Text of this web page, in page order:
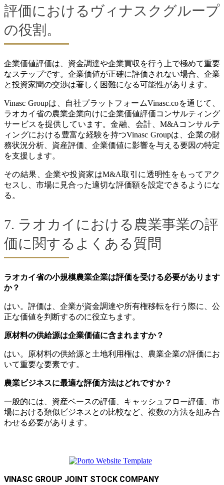
評価におけるヴィナスクグループ
の役割。
企業価値評価は、資金調達や企業買収を行う上で極めて重要
なステップです。企業価値が正確に評価されない場合、企業
と投資家間の交渉は著しく困難になる可能性があります。
Vinasc Groupは、自社プラットフォームVinasc.coを通じて、
ラオカイ省の農業企業向けに企業価値評価コンサルティング
サービスを提供しています。金融、会計、M&Aコンサルテ
ィングにおける豊富な経験を持つVinasc Groupは、企業の財
務状況分析、資産評価、企業価値に影響を与える要因の特定
を支援します。
その結果、企業や投資家はM&A取引に透明性をもってアク
セスし、市場に見合った適切な評価額を設定できるようにな
る。
7. ラオカイにおける農業事業の評
価に関するよくある質問
ラオカイ省の小規模農業企業は評価を受ける必要があります
か？
はい。評価は、企業が資金調達や所有権移転を行う際に、公
正な価値を判断するのに役立ちます。
原材料の供給源は企業価値に含まれますか？
はい。原材料の供給源と土地利用権は、農業企業の評価にお
いて重要な要素です。
農業ビジネスに最適な評価方法はどれですか？
一般的には、資産ベースの評価、キャッシュフロー評価、市
場における類似ビジネスとの比較など、複数の方法を組み合
わせる必要があります。
VINASC GROUP JOINT STOCK COMPANY